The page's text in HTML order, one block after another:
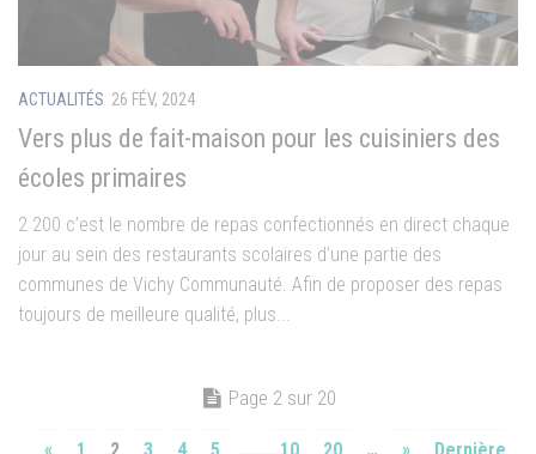
ACTUALITÉS 26 FÉV, 2024
Vers plus de fait-maison pour les cuisiniers des
écoles primaires
2 200 c’est le nombre de repas confectionnés en direct chaque
jour au sein des restaurants scolaires d’une partie des
communes de Vichy Communauté. Afin de proposer des repas
toujours de meilleure qualité, plus...
Page 2 sur 20